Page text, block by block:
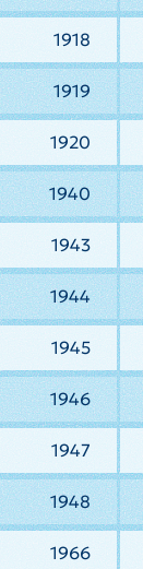
1918
1919
1920
1940
1943
1944
1945
1946
1947
1948
1966